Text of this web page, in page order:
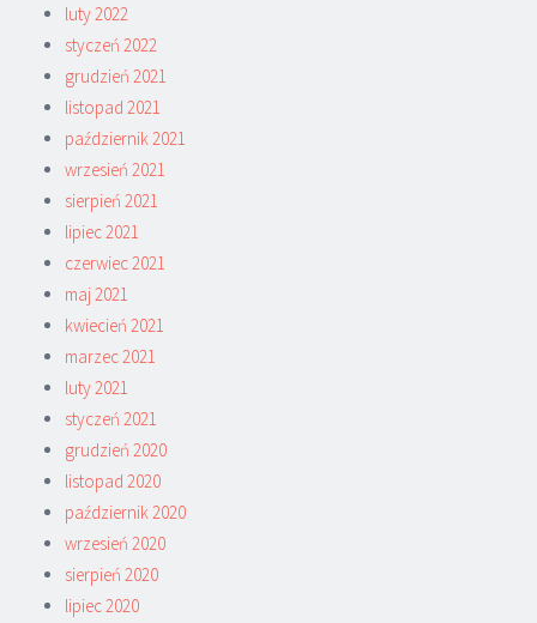
luty 2022
styczeń 2022
grudzień 2021
listopad 2021
październik 2021
wrzesień 2021
sierpień 2021
lipiec 2021
czerwiec 2021
maj 2021
kwiecień 2021
marzec 2021
luty 2021
styczeń 2021
grudzień 2020
listopad 2020
październik 2020
wrzesień 2020
sierpień 2020
lipiec 2020